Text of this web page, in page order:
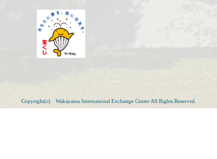
Copyright(c) Wakayama International Exchange Center All Rights Reserved.